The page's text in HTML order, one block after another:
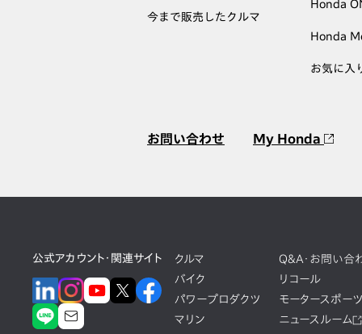
今まで販売したクルマ
Honda
Honda
お気に入
お問い合わせ My Honda
公式アカウント・関連サイト
クルマ
バイク
パワープロダクツ
マリン
Q&A・お問い合
リコール
モータースポーツ
ニュースルーム